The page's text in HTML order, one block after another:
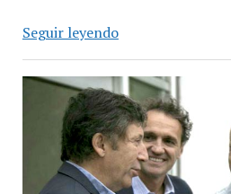
Seguir leyendoAlberto
y
Katopodis
visitaron
una
empresa
textil